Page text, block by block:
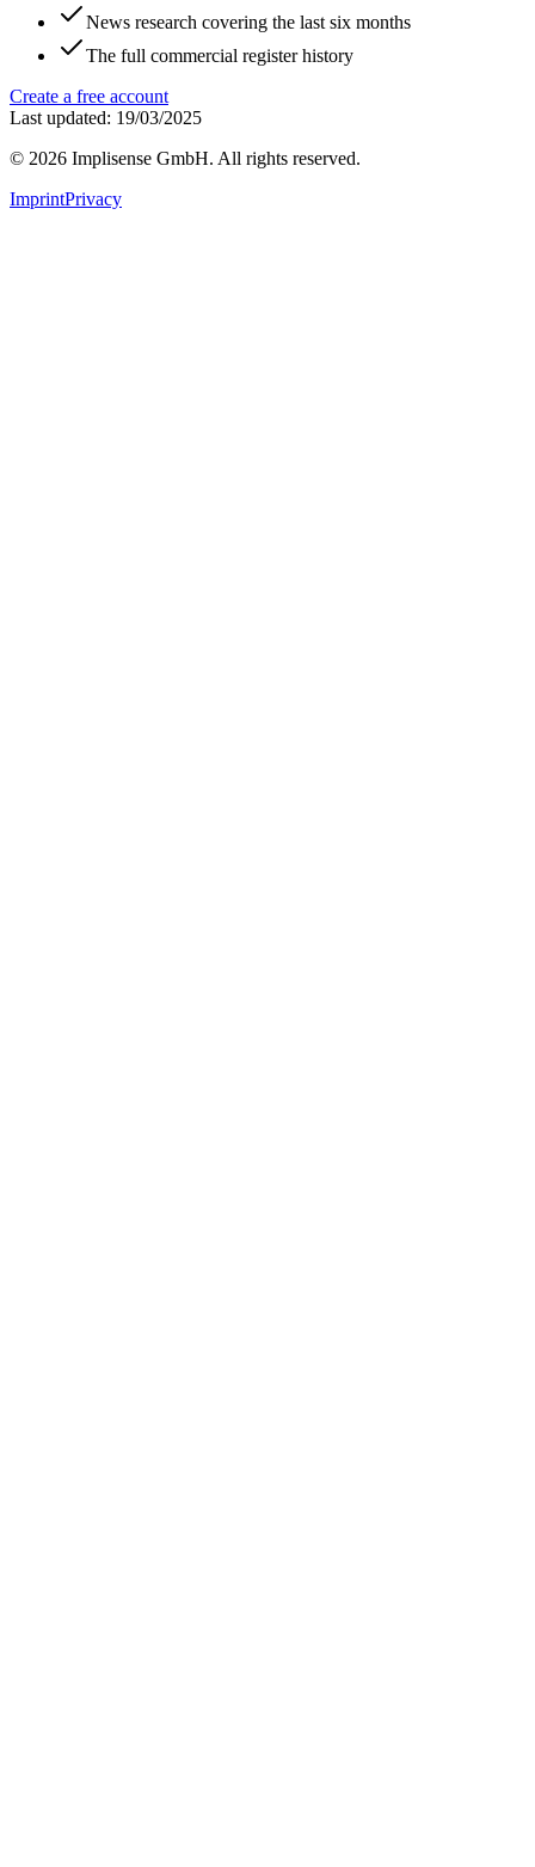
News research covering the last six months
The full commercial register history
Create a free account
Last updated: 19/03/2025
© 2026 Implisense GmbH. All rights reserved.
ImprintPrivacy